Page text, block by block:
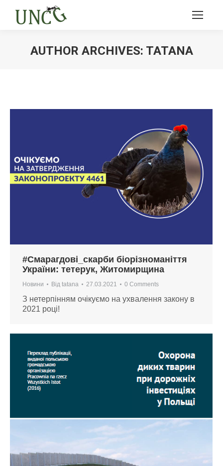
AUTHOR ARCHIVES: TATANA
#Смарагдові_скарби біорізноманіття
України: тетерук, Житомирщина
Новини Від tatana 27.03.2021 0 Comments
З нетерпінням очікуємо на ухвалення закону в
2021 році!